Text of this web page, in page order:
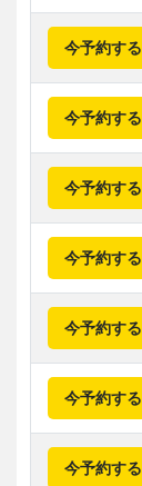
今予約する
今予約する
今予約する
今予約する
今予約する
今予約する
今予約する